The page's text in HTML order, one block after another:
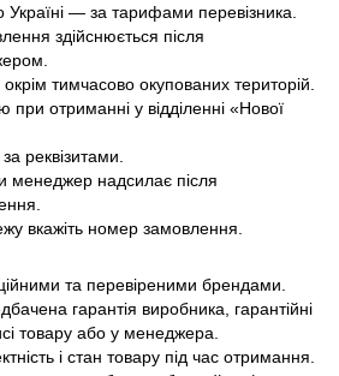
— за тарифами перевізника.
здійснюється після
тимчасово окупованих територій.
отриманні у відділенні «Нової
реквізитами.
менеджер надсилає після
вкажіть номер замовлення.
та перевіреними брендами.
гарантія виробника, гарантійні
товару або у менеджера.
і стан товару під час отримання.